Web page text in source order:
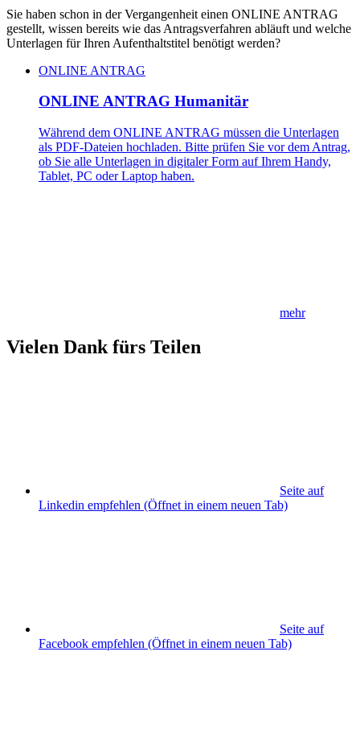
Sie haben schon in der Vergangenheit einen ONLINE ANTRAG
gestellt, wissen bereits wie das Antragsverfahren abläuft und welche
Unterlagen für Ihren Aufenthaltstitel benötigt werden?
ONLINE ANTRAG
ONLINE ANTRAG Humanitär
Während dem ONLINE ANTRAG müssen die Unterlagen
als PDF-Dateien hochladen. Bitte prüfen Sie vor dem Antrag,
ob Sie alle Unterlagen in digitaler Form auf Ihrem Handy,
Tablet, PC oder Laptop haben.
mehr
Vielen Dank fürs Teilen
Seite auf
Linkedin empfehlen (Öffnet in einem neuen Tab)
Seite auf
Facebook empfehlen (Öffnet in einem neuen Tab)